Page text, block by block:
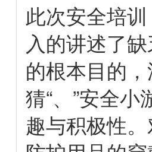
此次安全培
入的讲述了
的根本目的
猜“、”安全
趣与积极性